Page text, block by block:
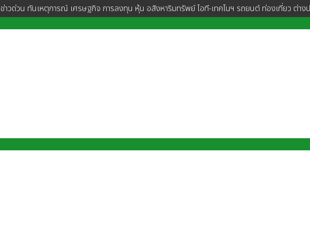
ข่าวด่วน ทันเหตุการณ์ เศรษฐกิจ การลงทุน หุ้น อสังหาริมทรัพย์ ไอที-เทคโนฯ รถยนต์ ท่องเที่ยว ต่างป